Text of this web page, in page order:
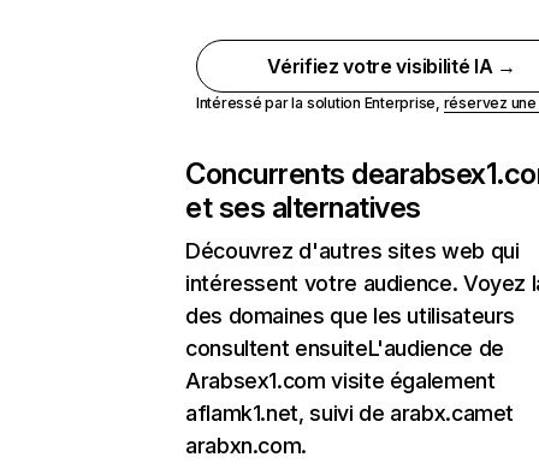
Vérifiez votre visibilité IA →
Intéressé par la solution Enterprise, réservez
Concurrents de
et ses alternatives
Découvrez d'autres sites web qui
intéressent votre audience. Voyez
des domaines que les utilisateurs
consultent ensuiteL'audience de
Arabsex1.com visite également
aflamk1.net, suivi de arabx.camet
arabxn.com.